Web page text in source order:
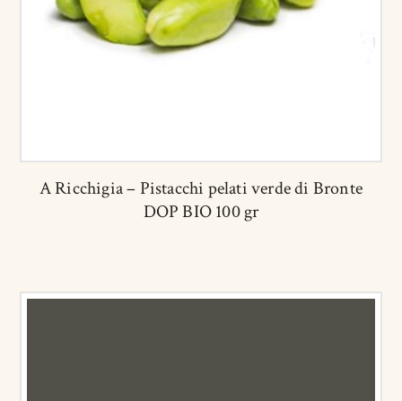
A Ricchigia – Pistacchi pelati verde di Bronte
DOP BIO 100 gr